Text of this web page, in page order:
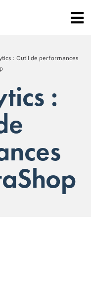
: Outil de performances
: